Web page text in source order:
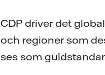
CDP driver det
och regioner som
ses som